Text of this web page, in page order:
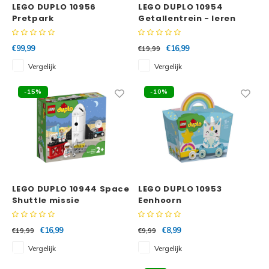
LEGO DUPLO 10956
Pretpark
€99,99
Vergelijk
LEGO DUPLO 10954
Getallentrein - leren
tellen
€19,99
€16,99
Vergelijk
-15%
LEGO DUPLO 10944 Space
Shuttle missie
€19,99
€16,99
Vergelijk
-10%
LEGO DUPLO 10953
Eenhoorn
€9,99
€8,99
Vergelijk